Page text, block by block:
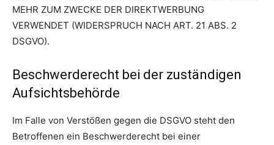
MEHR ZUM ZWECKE DER DIREKTWERBUNG
VERWENDET (WIDERSPRUCH NACH ART. 21 ABS. 2
DSGVO).
Beschwerde­recht bei der zuständigen
Aufsichts­behörde
Im Falle von Verstößen gegen die DSGVO steht den
Betroffenen ein Beschwerderecht bei einer